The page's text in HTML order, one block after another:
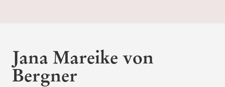
Jana Mareike von
Bergner